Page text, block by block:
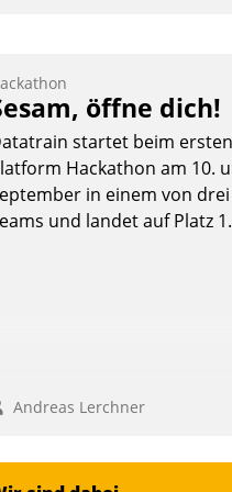
kurzweilige
Cloud-Strategien
mit hohem
öffne dich!
startet beim ersten
Hackathon am 10.
in einem von
und landet auf Platz 1.
Andreas Lerchner